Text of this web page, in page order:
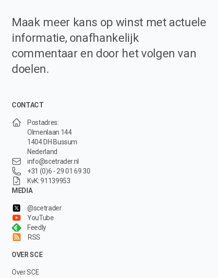
Maak meer kans op winst met actuele
informatie, onafhankelijk
commentaar en door het volgen van
doelen.
CONTACT
Postadres:
Olmenlaan 144
1404 DH Bussum
Nederland
info@scetrader.nl
+31 (0)6 - 29 01 69 30
KvK: 91139953
MEDIA
@scetrader
YouTube
Feedly
RSS
OVER SCE
Over SCE